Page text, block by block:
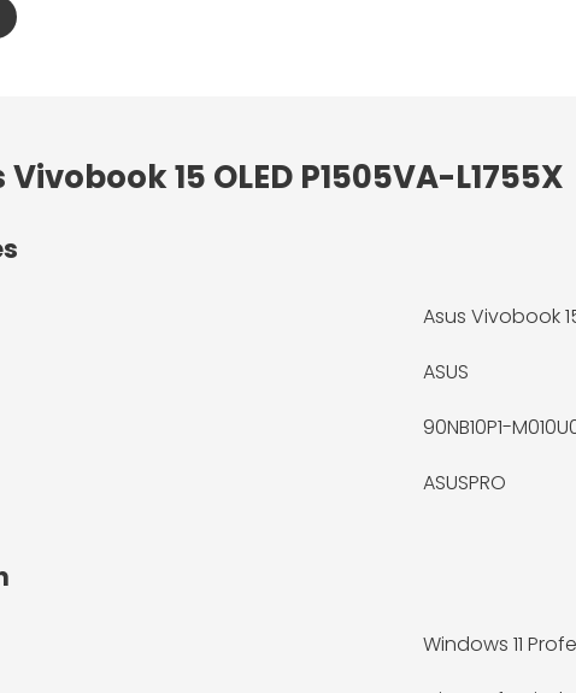
15 OLED P1505VA-L1755X
Asus Vivobook
ASUS
90NB10P1-
ASUSPRO
Windows 11